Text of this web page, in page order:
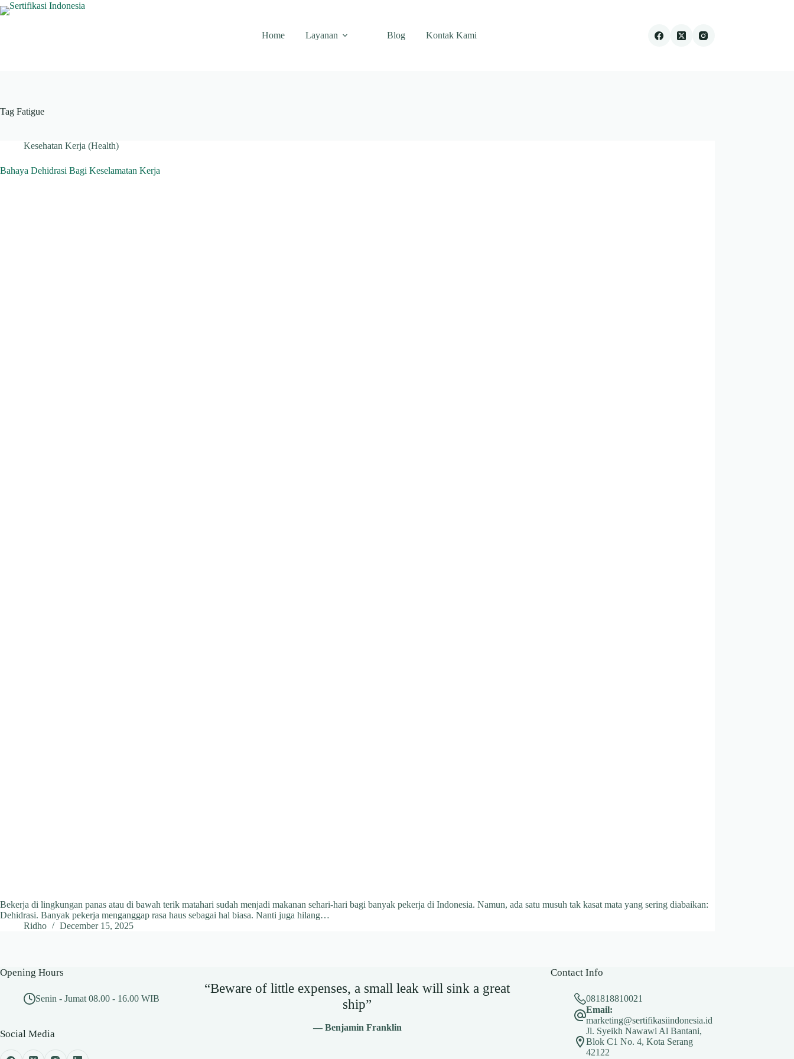
Skip
to
Home
Layanan Blog Kontak Kami
Tag Fatigue
Kesehatan Kerja (Health)
Bahaya Dehidrasi Bagi Keselamatan Kerja
Bekerja di lingkungan panas atau di bawah terik matahari sudah menjadi makanan sehari-hari bagi banyak pekerja di Indonesia. Namun, ada satu musuh tak kasat mata yang sering diabaikan:
Dehidrasi. Banyak pekerja menganggap rasa haus sebagai hal biasa. Nanti juga hilang…
Ridho
December 15, 2025
Opening Hours
Senin - Jumat 08.00 - 16.00 WIB
Social Media
“Beware of little expenses, a small leak will sink a great
ship”
— Benjamin Franklin
Contact Info
081818810021
Email:
marketing@sertifikasiindonesia.id
Jl. Syeikh Nawawi Al Bantani,
Blok C1 No. 4, Kota Serang
42122